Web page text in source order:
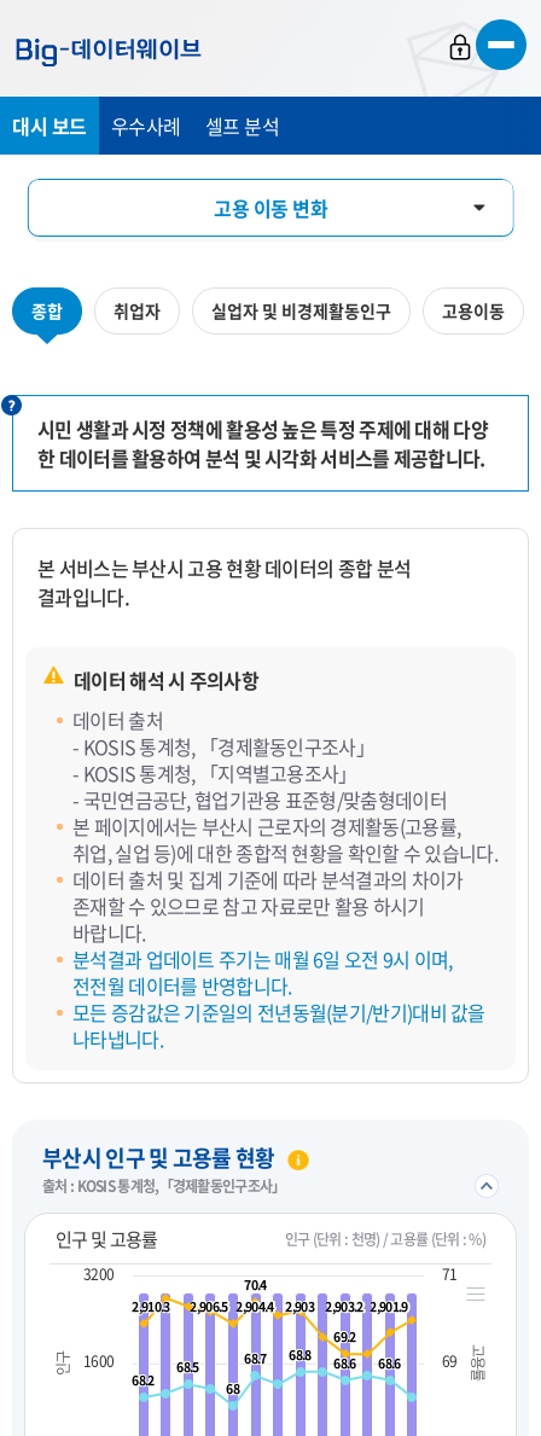
가
가
가
대시 보드 우수사례 셀프 분석
고용 이동 변화
수산물 유통 모니터링
종합 취업자 실업자 및 비경제활동인구 고용이동
시민 생활과 시정 정책에 활용성 높은 특정 주제에 대해 다양
한 데이터를 활용하여 분석 및 시각화 서비스를 제공합니다.
본 서비스는 부산시 고용 현황 데이터의 종합 분석
결과입니다.
데이터 해석 시 주의사항
데이터 출처
- KOSIS 통계청, 「경제활동인구조사」
- KOSIS 통계청, 「지역별고용조사」
- 국민연금공단, 협업기관용 표준형/맞춤형데이터
본 페이지에서는 부산시 근로자의 경제활동(고용률,
취업, 실업 등)에 대한 종합적 현황을 확인할 수 있습니다.
데이터 출처 및 집계 기준에 따라 분석결과의 차이가
존재할 수 있으므로 참고 자료로만 활용 하시기
바랍니다.
분석결과 업데이트 주기는 매월 6일 오전 9시 이며,
전전월 데이터를 반영합니다.
모든 증감값은 기준일의 전년동월(분기/반기)대비 값을
나타냅니다.
부산시 인구 및 고용률 현황
출처 : KOSIS 통계청,「경제활동인구조사」 접기/
인구 및 고용률 인구 (단위 : 천명) / 고용률 (단위 : %)
인구 고용률
2,910.3
2,910.3 2,906.5
2,906.5 2,904.4
2,904.4 2,903
2,903 2,903.2
2,903.2 2,901.9
2,901.9
68.2
68.2
68.5
68.5
68
68
68.7
68.7 68.8
68.8 68.6
68.6 68.6
68.6
70.4
70.4
69.2
69.2
1600
3200
69
71